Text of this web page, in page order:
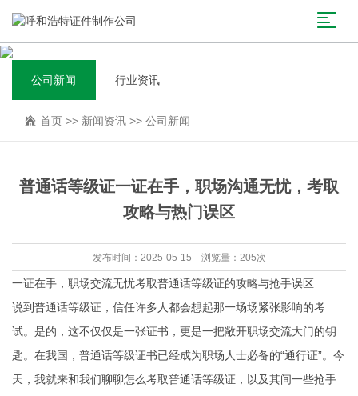
公司新闻 行业资讯
首页 >> 新闻资讯 >> 公司新闻
普通话等级证一证在手，职场沟通无忧，考取
攻略与热门误区
发布时间：2025-05-15 浏览量：205次
一证在手，职场交流无忧考取普通话等级证的攻略与抢手误区
说到普通话等级证，信任许多人都会想起那一场场紧张影响的考
试。是的，这不仅仅是一张证书，更是一把敞开职场交流大门的钥
匙。在我国，普通话等级证书已经成为职场人士必备的“通行证”。今
天，我就来和我们聊聊怎么考取普通话等级证，以及其间一些抢手